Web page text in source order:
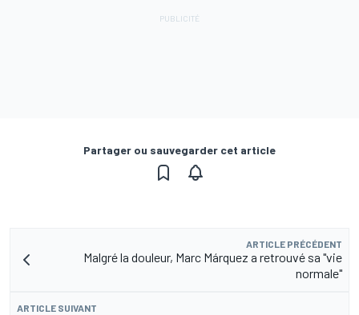
Partager ou sauvegarder cet article
ARTICLE PRÉCÉDENT
Malgré la douleur, Marc Márquez a retrouvé sa "vie
normale"
ARTICLE SUIVANT